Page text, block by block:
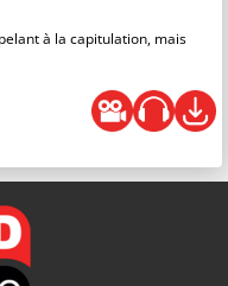
à la capitulation, mais